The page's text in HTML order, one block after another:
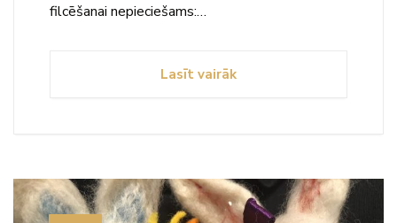
filcēšanai nepieciešams:…
Lasīt vairāk